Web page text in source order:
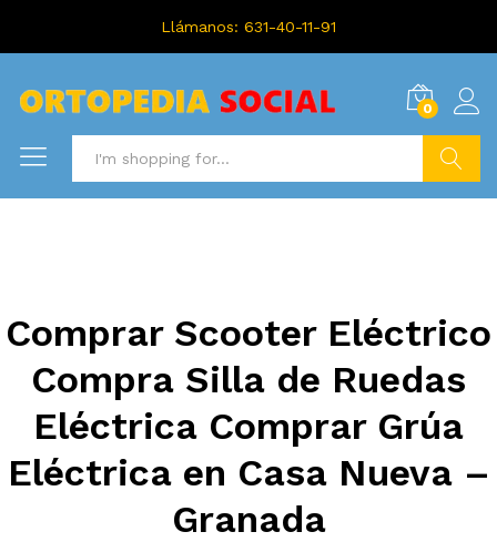
Llámanos: 631-40-11-91
0
Comprar Scooter Eléctrico
Compra Silla de Ruedas
Eléctrica Comprar Grúa
Eléctrica en Casa Nueva –
Granada